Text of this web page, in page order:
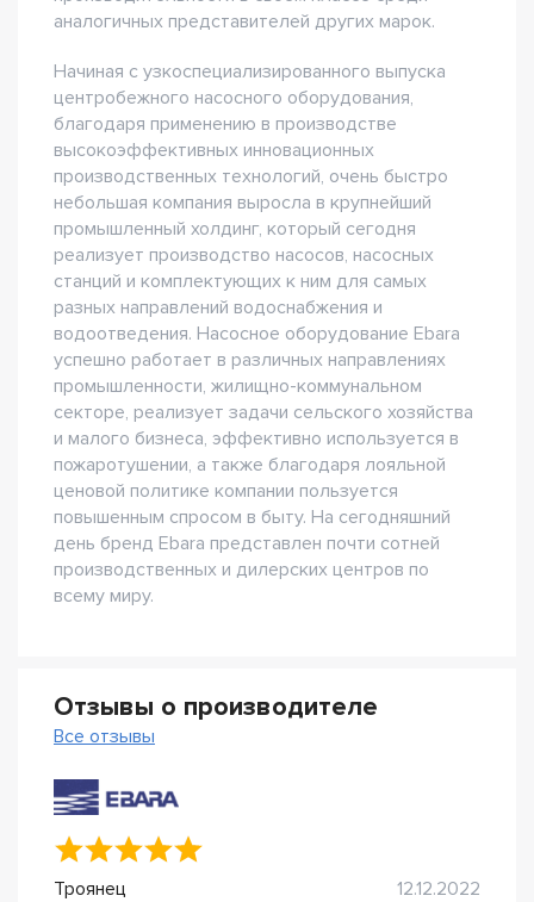
аналогичных представителей других марок.
Начиная с узкоспециализированного выпуска
центробежного насосного оборудования,
благодаря применению в производстве
высокоэффективных инновационных
производственных технологий, очень быстро
небольшая компания выросла в крупнейший
промышленный холдинг, который сегодня
реализует производство насосов, насосных
станций и комплектующих к ним для самых
разных направлений водоснабжения и
водоотведения. Насосное оборудование Ebara
успешно работает в различных направлениях
промышленности, жилищно-коммунальном
секторе, реализует задачи сельского хозяйства
и малого бизнеса, эффективно используется в
пожаротушении, а также благодаря лояльной
ценовой политике компании пользуется
повышенным спросом в быту. На сегодняшний
день бренд Ebara представлен почти сотней
производственных и дилерских центров по
всему миру.
Отзывы о производителе
Все отзывы
Троянец
12.12.2022